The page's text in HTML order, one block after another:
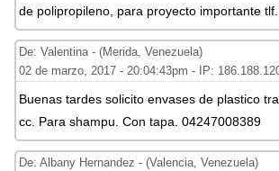
de polipropileno, para proyecto importante
De: Valentina - (Merida, Venezuela)
02 de marzo, 2017 - 20:04:43pm - IP:
Buenas tardes solicito envases de plastico
cc. Para shampu. Con tapa. 04247008389
De: Albany Hernandez - (Valencia, Venezuela)